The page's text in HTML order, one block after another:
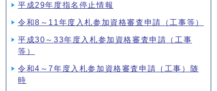
平成29年度指名停止情報
令和8～11年度入札参加資格審査申請（工事等）
平成30～33年度入札参加資格審査申請（工事
等）
令和4～7年度入札参加資格審査申請（工事）随
時